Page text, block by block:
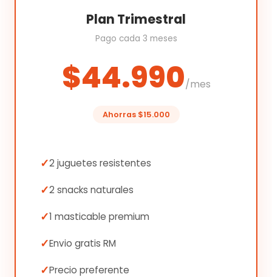
Plan Trimestral
Pago cada 3 meses
$44.990/mes
Ahorras $15.000
2 juguetes resistentes
2 snacks naturales
1 masticable premium
Envio gratis RM
Precio preferente